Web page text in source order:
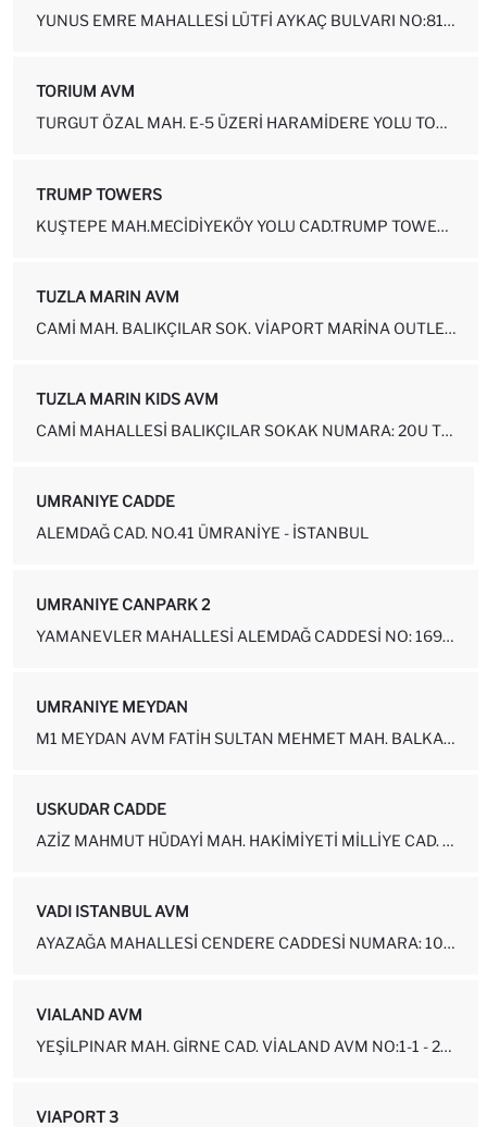
YUNUS EMRE MAHALLESI LÜTFI AYKAÇ BULVARI NO:81, 34260 SULTANGAZI-İS...
TORIUM AVM
TURGUT ÖZAL MAH. E-5 ÜZERI HARAMIDERE YOLU TORIUM AVM ESENYURT-İSTA...
TRUMP TOWERS
KUŞTEPE MAH.MECIDIYEKÖY YOLU CAD.TRUMP TOWERS AVM NO: 12-123 ŞIŞLI-...
TUZLA MARIN AVM
CAMI MAH. BALIKÇILAR SOK. VIAPORT MARINA OUTLET AVM NO: 20-184-187 ...
TUZLA MARIN KIDS AVM
CAMI MAHALLESI BALIKÇILAR SOKAK NUMARA: 20U TUZLA-İSTANBUL
UMRANIYE CADDE
ALEMDAĞ CAD. NO.41 ÜMRANIYE - İSTANBUL
UMRANIYE CANPARK 2
YAMANEVLER MAHALLESI ALEMDAĞ CADDESI NO: 169-19 ÜMRANIYE-İSTANBUL
UMRANIYE MEYDAN
M1 MEYDAN AVM FATIH SULTAN MEHMET MAH. BALKAN CAD. NO:64-14 (YENI M...
USKUDAR CADDE
AZIZ MAHMUT HÜDAYI MAH. HAKIMIYETI MILLIYE CAD. NO: 66 ÜSKÜDAR-İSTA...
VADI ISTANBUL AVM
AYAZAĞA MAHALLESI CENDERE CADDESI NUMARA: 109C-12 SARIYER-İSTANBUL
VIALAND AVM
YEŞILPINAR MAH. GIRNE CAD. VIALAND AVM NO:1-1 - 2ZK65-70 EYÜP-İSTANBUL
VIAPORT 3